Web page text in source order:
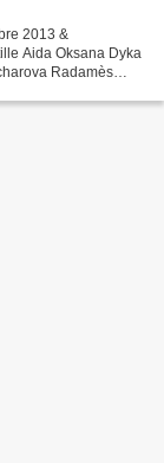
2013 &
Aida Oksana Dyka
Radamès